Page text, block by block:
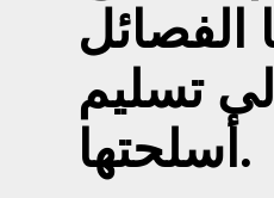
الفصائل
تسليم
أسلحتها.